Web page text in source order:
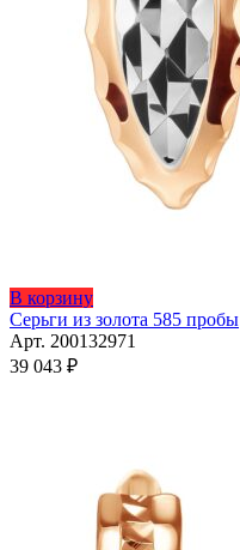
В корзину
Серьги из золота 585 пробы
Арт. 200132971
39 043 ₽